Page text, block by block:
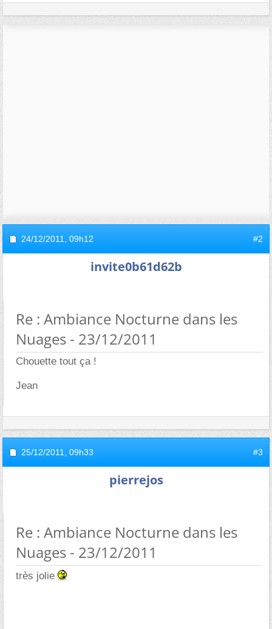
24/12/2011, 09h12 #2
invite0b61d62b
Re : Ambiance Nocturne dans les
Nuages - 23/12/2011
Chouette tout ça !
Jean
25/12/2011, 09h33 #3
pierrejos
Re : Ambiance Nocturne dans les
Nuages - 23/12/2011
très jolie